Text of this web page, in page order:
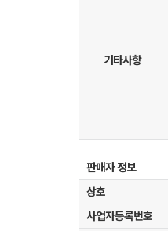
기타사항
판매자 정보
상호
사업자등록번호